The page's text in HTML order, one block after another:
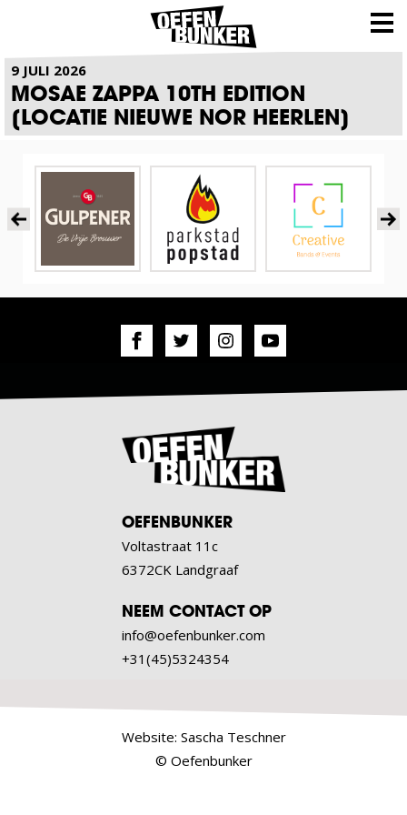
NIEUWS
9 JULI 2026
MOSAE ZAPPA 10TH EDITION
[LOCATIE NIEUWE NOR HEERLEN]
OEFENBUNKER
Voltastraat 11c
6372CK Landgraaf
NEEM CONTACT OP
info@oefenbunker.com
+31(45)5324354
Website: Sascha Teschner
© Oefenbunker